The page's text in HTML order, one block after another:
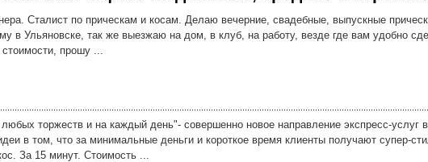
Сталист по прическам и косам. Делаю вечерние, свадебные, выпускные
в Ульяновске, так же выезжаю на дом, в клуб, на работу, везде где вам удобно
прошу ...
торжеств и на каждый день"- совершенно новое направление экспресс-услуг
в том, что за минимальные деньги и короткое время клиенты получают супер-
За 15 минут. Стоимость ...